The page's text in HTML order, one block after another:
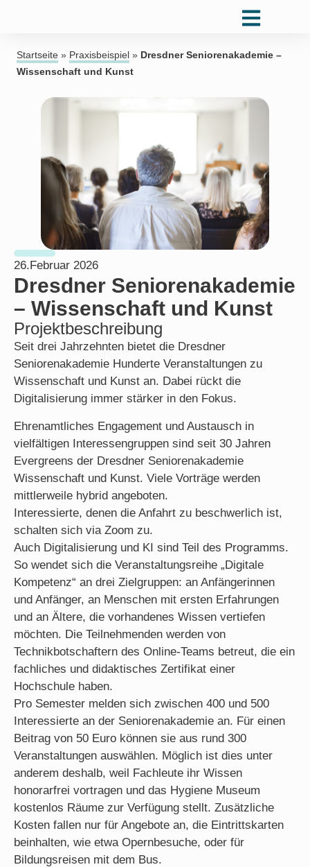
Startseite » Praxisbeispiel » Dresdner Seniorenakademie –
Wissenschaft und Kunst
26.Februar 2026
Dresdner Seniorenakademie
– Wissenschaft und Kunst
Projektbeschreibung
Seit drei Jahrzehnten bietet die Dresdner
Seniorenakademie Hunderte Veranstaltungen zu
Wissenschaft und Kunst an. Dabei rückt die
Digitalisierung immer stärker in den Fokus.
Ehrenamtliches Engagement und Austausch in
vielfältigen Interessengruppen sind seit 30 Jahren
Evergreens der Dresdner Seniorenakademie
Wissenschaft und Kunst. Viele Vorträge werden
mittlerweile hybrid angeboten.
Interessierte, denen die Anfahrt zu beschwerlich ist,
schalten sich via Zoom zu.
Auch Digitalisierung und KI sind Teil des Programms.
So wendet sich die Veranstaltungsreihe „Digitale
Kompetenz“ an drei Zielgruppen: an Anfängerinnen
und Anfänger, an Menschen mit ersten Erfahrungen
und an Ältere, die vorhandenes Wissen vertiefen
möchten. Die Teilnehmenden werden von
Technikbotschaftern des Online-Teams betreut, die ein
fachliches und didaktisches Zertifikat einer
Hochschule haben.
Pro Semester melden sich zwischen 400 und 500
Interessierte an der Seniorenakademie an. Für einen
Beitrag von 50 Euro können sie aus rund 300
Veranstaltungen auswählen. Möglich ist dies unter
anderem deshalb, weil Fachleute ihr Wissen
honorarfrei vortragen und das Hygiene Museum
kostenlos Räume zur Verfügung stellt. Zusätzliche
Kosten fallen nur für Angebote an, die Eintrittskarten
beinhalten, wie etwa Opernbesuche, oder für
Bildungsreisen mit dem Bus.